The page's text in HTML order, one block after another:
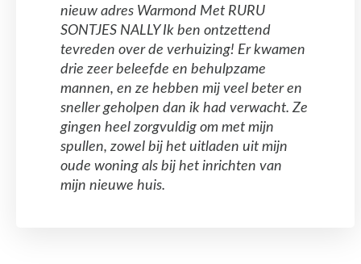
nieuw adres Warmond Met RURU
SONTJES NALLY Ik ben ontzettend
tevreden over de verhuizing! Er kwamen
drie zeer beleefde en behulpzame
mannen, en ze hebben mij veel beter en
sneller geholpen dan ik had verwacht. Ze
gingen heel zorgvuldig om met mijn
spullen, zowel bij het uitladen uit mijn
oude woning als bij het inrichten van
mijn nieuwe huis.